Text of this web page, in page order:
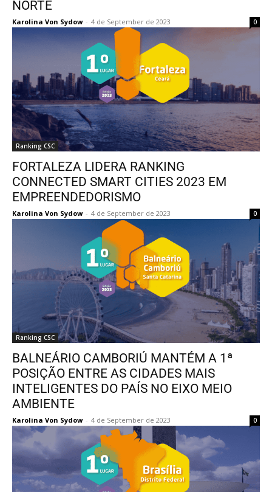
NORTE
Karolina Von Sydow - 4 de September de 2023 0
Ranking CSC
FORTALEZA LIDERA RANKING
CONNECTED SMART CITIES 2023 EM
EMPREENDEDORISMO
Karolina Von Sydow - 4 de September de 2023 0
Ranking CSC
BALNEÁRIO CAMBORIÚ MANTÉM A 1ª
POSIÇÃO ENTRE AS CIDADES MAIS
INTELIGENTES DO PAÍS NO EIXO MEIO
AMBIENTE
Karolina Von Sydow - 4 de September de 2023 0